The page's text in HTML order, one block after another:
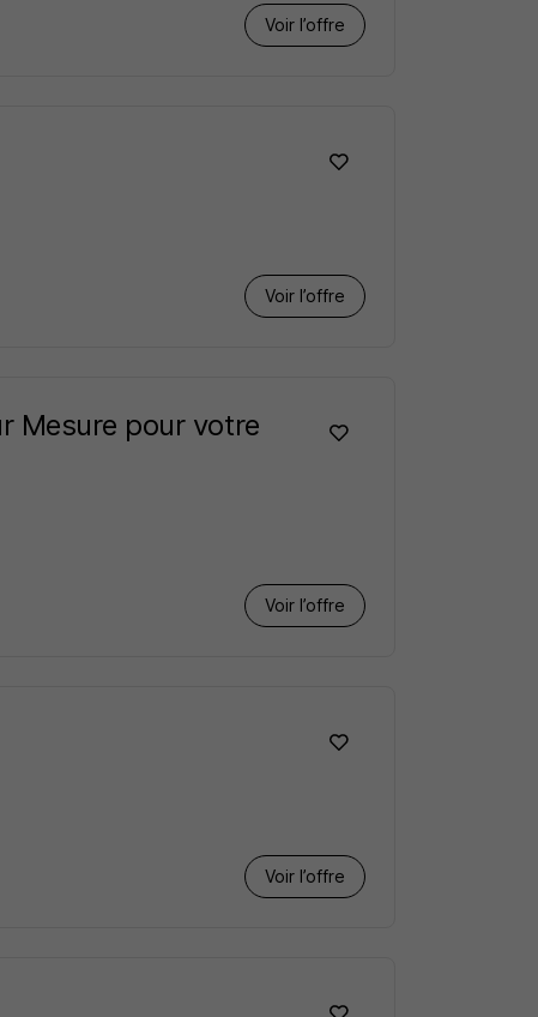
Voir l’offre
Voir l’offre
Mesure pour votre
Voir l’offre
Voir l’offre